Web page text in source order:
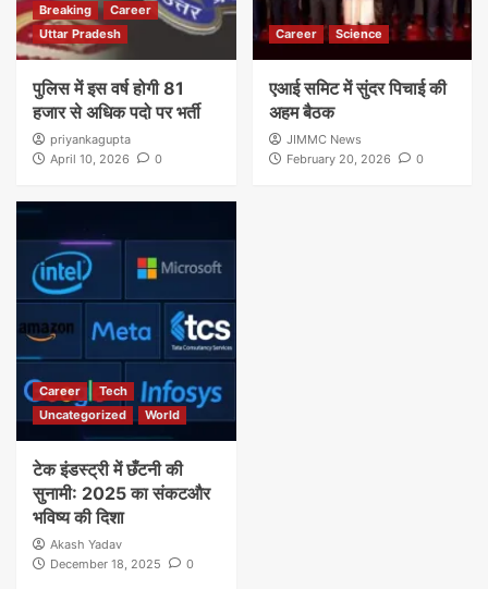
Breaking
Career
Uttar Pradesh
पुलिस में इस वर्ष होगी 81
हजार से अधिक पदो पर भर्ती
priyankagupta
April 10, 2026
0
Career Science
एआई समिट में सुंदर पिचाई की
अहम बैठक
JIMMC News
February 20, 2026
0
Career
Tech
Uncategorized
World
टेक इंडस्ट्री में छँटनी की
सुनामी: 2025 का संकटऔर
भविष्य की दिशा
Akash Yadav
December 18, 2025
0